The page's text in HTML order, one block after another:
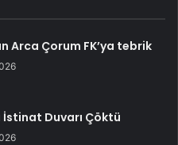
Arca Çorum FK’ya tebrik
İstinat Duvarı Çöktü